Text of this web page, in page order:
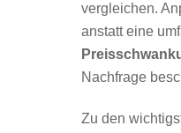
vergleichen.
anstatt eine
Nachfrage
Zu den